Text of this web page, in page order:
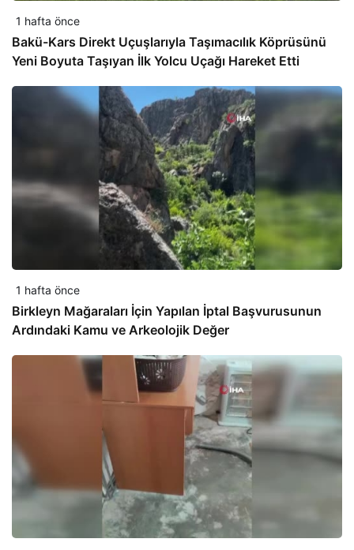
1 hafta önce
Bakü-Kars Direkt Uçuşlarıyla Taşımacılık Köprüsünü
Yeni Boyuta Taşıyan İlk Yolcu Uçağı Hareket Etti
1 hafta önce
Birkleyn Mağaraları İçin Yapılan İptal Başvurusunun
Ardındaki Kamu ve Arkeolojik Değer